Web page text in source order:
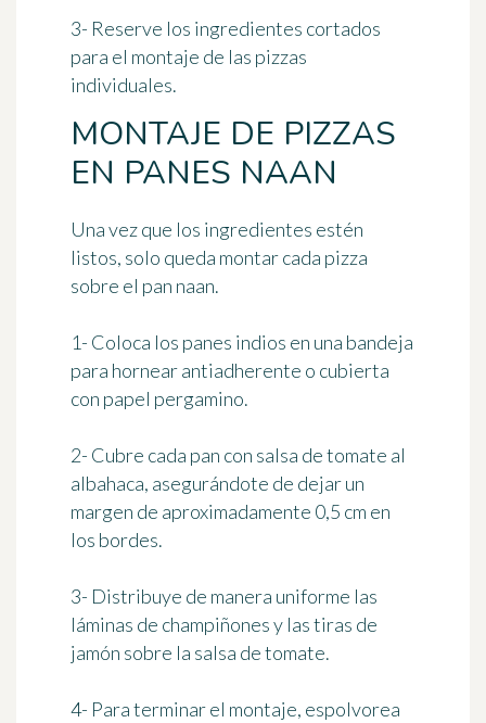
3- Reserve los ingredientes cortados
para el montaje de las pizzas
individuales.
MONTAJE DE PIZZAS
EN PANES NAAN
Una vez que los ingredientes estén
listos, solo queda montar cada pizza
sobre el pan naan.
1- Coloca los panes indios en una bandeja
para hornear antiadherente o cubierta
con papel pergamino.
2- Cubre cada pan con salsa de tomate al
albahaca, asegurándote de dejar un
margen de aproximadamente 0,5 cm en
los bordes.
3- Distribuye de manera uniforme las
láminas de champiñones y las tiras de
jamón sobre la salsa de tomate.
4- Para terminar el montaje, espolvorea